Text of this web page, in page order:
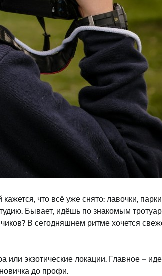
что всё уже снято: лавочки,
Бывает, идёшь по знакомым
В сегодняшнем ритме хочется
экзотические локации. Главное –
до профи.